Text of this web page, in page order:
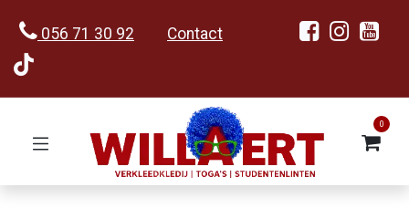
056 71 30 92 Contact
0